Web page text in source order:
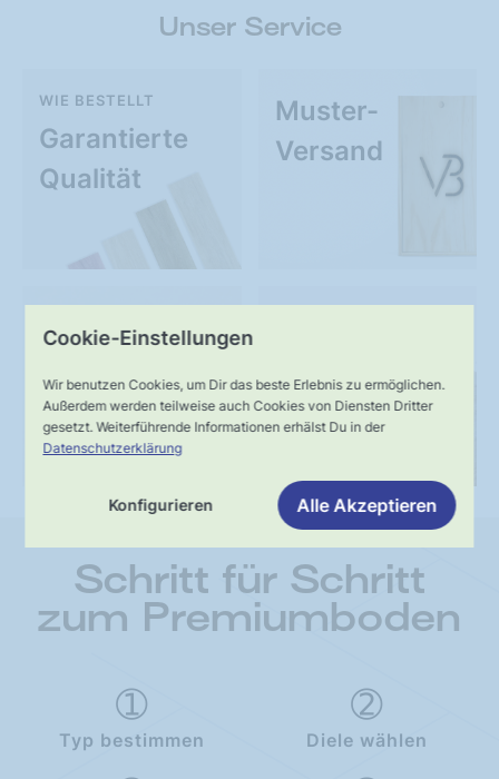
Cookie-Einstellungen
Wir benutzen Cookies, um Dir das beste Erlebnis zu ermöglichen.
Außerdem werden teilweise auch Cookies von Diensten Dritter
gesetzt. Weiterführende Informationen erhälst Du in der
Datenschutzerklärung
Konfigurieren Alle Akzeptieren
Unser Service
Garantierte
Qualität
WIE BESTELLT
Muster-
Versand
Schnelle,
verlässliche
Lieferung
Fachberatung
Schritt für Schritt
zum Premiumboden
Typ bestimmen Diele wählen